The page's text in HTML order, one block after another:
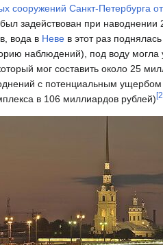
сооружений Санкт-Петербурга
задействован при
вода в Неве в этот раз
наблюдений), под воду
мог составить около 25
с потенциальным
в 106 миллиардов рублей) [